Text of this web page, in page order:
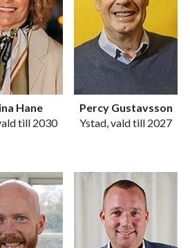
Hane
till 2030
Percy Gustavsson
Ystad, vald till 2027